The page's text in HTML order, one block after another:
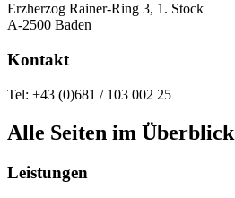
Erzherzog Rainer-Ring 3, 1. Stock
A-2500 Baden
Kontakt
Tel: +43 (0)681 / 103 002 25
Alle Seiten im Überblick
Leistungen